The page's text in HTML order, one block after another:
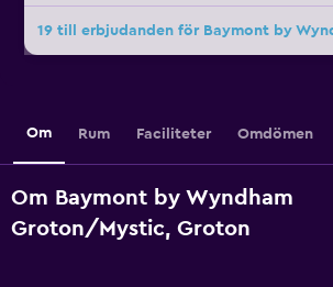
Om Rum Faciliteter Omdömen
Om Baymont by Wyndham
Groton/Mystic, Groton